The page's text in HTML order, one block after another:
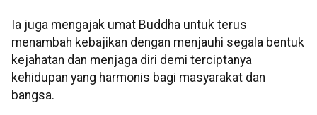
Ia juga mengajak umat Buddha untuk terus
menambah kebajikan dengan menjauhi segala bentuk
kejahatan dan menjaga diri demi terciptanya
kehidupan yang harmonis bagi masyarakat dan
bangsa.